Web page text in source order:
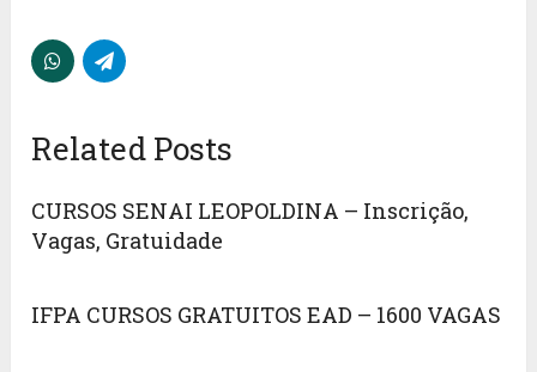
Related Posts
CURSOS SENAI LEOPOLDINA – Inscrição,
Vagas, Gratuidade
IFPA CURSOS GRATUITOS EAD – 1600 VAGAS